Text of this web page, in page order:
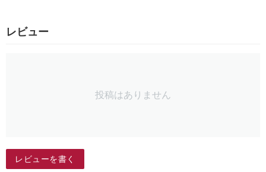
レビュー
投稿はありません
レビューを書く